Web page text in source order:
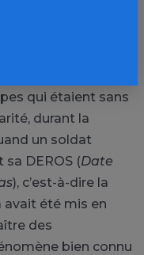
qui étaient sans
durant la
un soldat
DEROS (Date
), c’est-à-dire la
avait été mis en
des
bien connu